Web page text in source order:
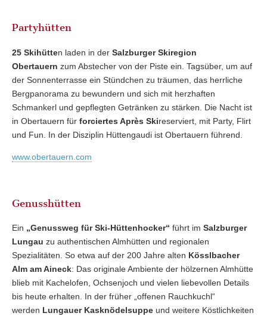
Partyhütten
25 Skihütten laden in der Salzburger Skiregion
Obertauern zum Abstecher von der Piste ein. Tagsüber, um auf
der Sonnenterrasse ein Stündchen zu träumen, das herrliche
Bergpanorama zu bewundern und sich mit herzhaften
Schmankerl und gepflegten Getränken zu stärken. Die Nacht ist
in Obertauern für forciertes Après Skireserviert, mit Party, Flirt
und Fun. In der Disziplin Hüttengaudi ist Obertauern führend.
www.obertauern.com
Genusshütten
Ein „Genussweg für Ski-Hüttenhocker“ führt im Salzburger
Lungau zu authentischen Almhütten und regionalen
Spezialitäten. So etwa auf der 200 Jahre alten Kösslbacher
Alm am Aineck: Das originale Ambiente der hölzernen Almhütte
blieb mit Kachelofen, Ochsenjoch und vielen liebevollen Details
bis heute erhalten. In der früher „offenen Rauchkuchl“
werden Lungauer Kasknödelsuppe und weitere Köstlichkeiten